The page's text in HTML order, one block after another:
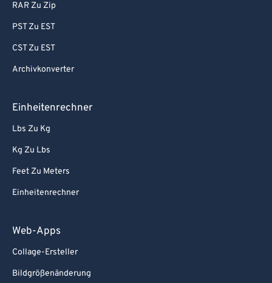
RAR Zu Zip
PST Zu EST
CST Zu EST
Archivkonverter
Einheitenrechner
Lbs Zu Kg
Kg Zu Lbs
Feet Zu Meters
Einheitenrechner
Web-Apps
Collage-Ersteller
Bildgrößenänderung